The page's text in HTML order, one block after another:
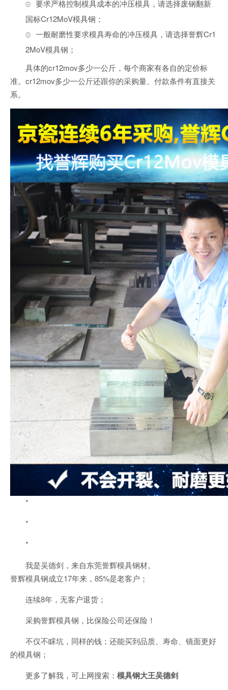
要求严格控制模具成本的冲压模具，请选择废钢翻新
国标Cr12MoV模具钢；
一般耐磨性要求模具寿命的冲压模具，请选择誉辉Cr1
2MoV模具钢；
具体的cr12mov多少一公斤，每个商家有各自的定价标
准。cr12mov多少一公斤还跟你的采购量、付款条件有直接关
系。
*
*
*
我是吴德剑，来自东莞誉辉模具钢材。
誉辉模具钢成立17年来，85%是老客户；
连续8年，无客户退货；
采购誉辉模具钢，比保险公司还保险！
不仅不睬坑，同样的钱；还能买到品质、寿命、镜面更好
的模具钢；
更多了解我，可上网搜索： 模具钢大王吴德剑